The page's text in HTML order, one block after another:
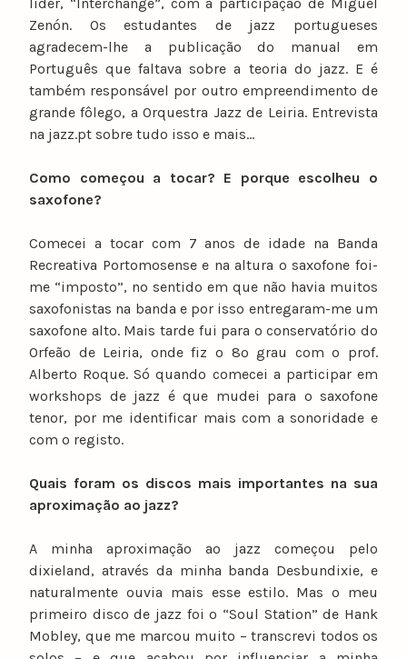
Zenón. Os estudantes de jazz portugueses
agradecem-lhe a publicação do manual em
Português que faltava sobre a teoria do jazz. E é
também responsável por outro empreendimento de
grande fôlego, a Orquestra Jazz de Leiria. Entrevista
na jazz.pt sobre tudo isso e mais…
Como começou a tocar? E porque escolheu o
saxofone?
Comecei a tocar com 7 anos de idade na Banda
Recreativa Portomosense e na altura o saxofone foi-
me “imposto”, no sentido em que não havia muitos
saxofonistas na banda e por isso entregaram-me um
saxofone alto. Mais tarde fui para o conservatório do
Orfeão de Leiria, onde fiz o 8º grau com o prof.
Alberto Roque. Só quando comecei a participar em
workshops de jazz é que mudei para o saxofone
tenor, por me identificar mais com a sonoridade e
com o registo.
Quais foram os discos mais importantes na sua
aproximação ao jazz?
A minha aproximação ao jazz começou pelo
dixieland, através da minha banda Desbundixie, e
naturalmente ouvia mais esse estilo. Mas o meu
primeiro disco de jazz foi o “Soul Station” de Hank
Mobley, que me marcou muito – transcrevi todos os